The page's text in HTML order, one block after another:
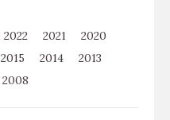
2022 2021
2020
2015 2014
2013
2008